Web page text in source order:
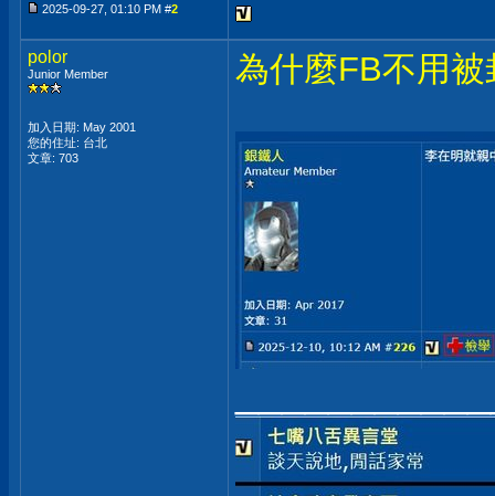
2025-09-27, 01:10 PM #2
polor
Junior Member
加入日期: May 2001
您的住址: 台北
文章: 703
為什麼FB不用被